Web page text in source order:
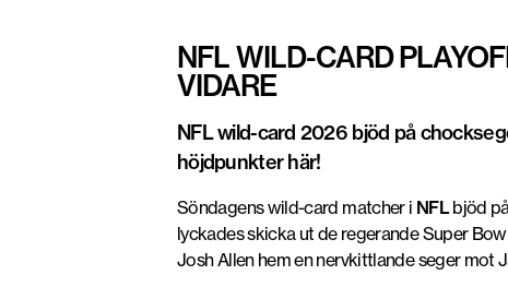
NFL WILD-CARD
VIDARE
NFL wild-card 2026 bjöd på
höjdpunkter här!
Söndagens wild-card matcher i NFLbjöd
lyckades skicka ut de regerande Super
Josh Allen hem en nervkittlande seger mot